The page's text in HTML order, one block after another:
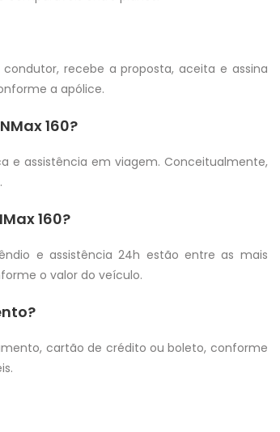
recebe a proposta, aceita e assina
a apólice.
160?
e assistência em viagem. Conceitualmente,
160?
e assistência 24h estão entre as mais
o valor do veículo.
cartão de crédito ou boleto, conforme